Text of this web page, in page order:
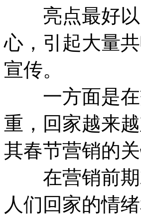
亮点最好以
心，引起大量
宣传。
一方面是在
重，回家越来
其春节营销的关
在营销前期
人们回家的情